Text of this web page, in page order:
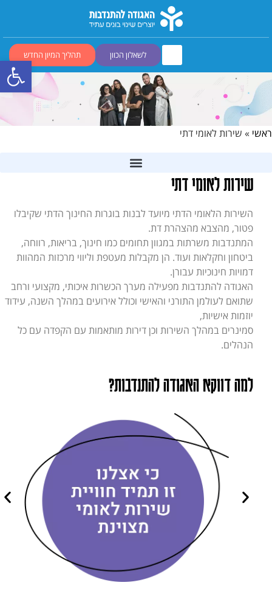
פתחתהליך המיון החדש לשאלון הכוון
ראשי » שירות לאומי דתי
שירות לאומי דתי
השירות הלאומי הדתי מיועד לבנות בוגרות החינוך הדתי שקיבלו
פטור, מהצבא מהצהרת דת.
המתנדבות משרתות במגוון תחומים כמו חינוך, בריאות, רווחה,
ביטחון וחקלאות ועוד. הן מקבלות מעטפת וליווי מרכזות המהוות
דמויות חינוכיות עבורן.
האגודה להתנדבות מפעילה מערך הכשרות איכותי, מקצועי ורחב
שתואם לעולמן התורני והאישי וכולל אירועים במהלך השנה, עידוד
יוזמות אישיות,
סמינרים במהלך השירות וכן דירות מותאמות עם הקפדה עם כל
הנהלים.
למה דווקא האגודה להתנדבות?